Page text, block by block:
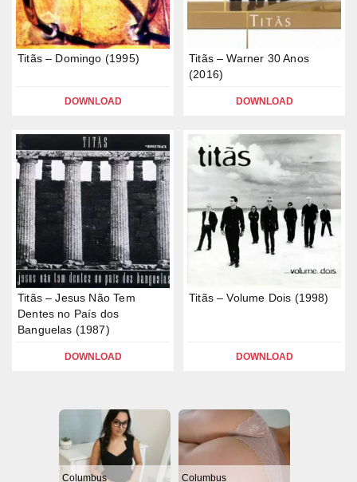
Titãs – Domingo (1995)
DOWNLOAD
Titãs – Warner 30 Anos
(2016)
DOWNLOAD
Titãs – Jesus Não Tem
Dentes no País dos
Banguelas (1987)
DOWNLOAD
Titãs – Volume Dois (1998)
DOWNLOAD
Columbus Columbus